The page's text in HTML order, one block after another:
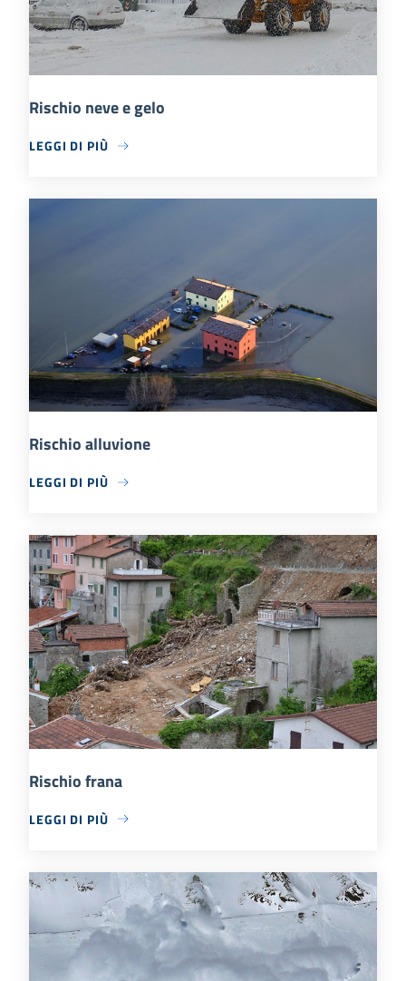
Rischio neve e gelo
LEGGI DI PIÙ
Rischio alluvione
LEGGI DI PIÙ
Rischio frana
LEGGI DI PIÙ